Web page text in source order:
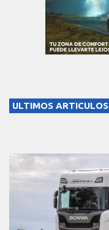
ULTIMOS ARTICULOS